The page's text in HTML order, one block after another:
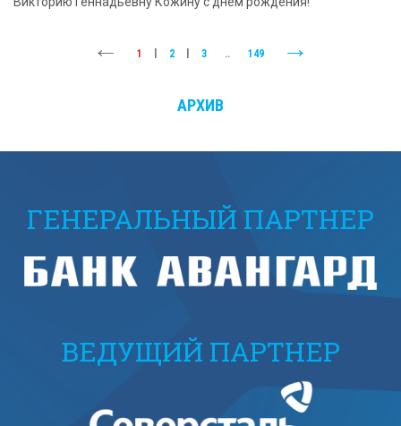
1 2 3 .. 149
АРХИВ
ГЕНЕРАЛЬНЫЙ ПАРТНЕР
ВЕДУЩИЙ ПАРТНЕР